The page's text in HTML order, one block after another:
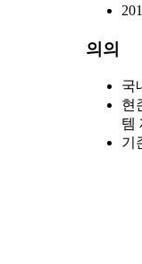
의의
국
현
템
기